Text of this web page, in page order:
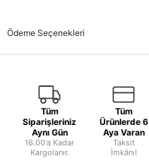
Ödeme Seçenekleri
Tüm
Siparişleriniz
Aynı Gün
16.00'a Kadar
Kargolanır.
Tüm
Ürünlerde 6
Aya Varan
Taksit
İmkânı!